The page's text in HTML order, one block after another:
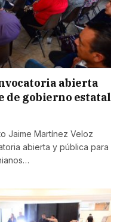
abierta
de gobierno estatal
Jaime Martínez Veloz
abierta y pública para